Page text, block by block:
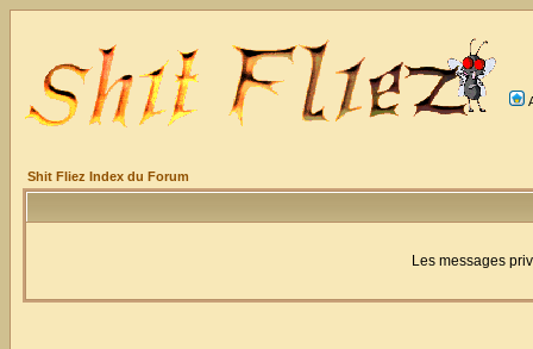
Shit Fliez Index du Forum
Les messages